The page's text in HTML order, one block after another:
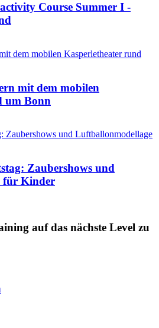
Course Summer I -
mit dem mobilen
um Bonn
Zaubershows und
für Kinder
auf das nächste Level zu